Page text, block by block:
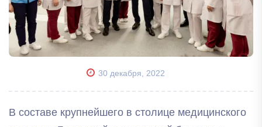
30 декабря, 2022
В составе крупнейшего в столице медицинского